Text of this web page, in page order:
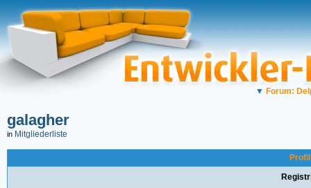
▼ Forum:
galagher
in Mitgliederliste